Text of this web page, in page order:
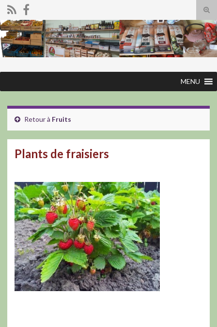
Search for:
MENU
Retour à Fruits
Plants de fraisiers